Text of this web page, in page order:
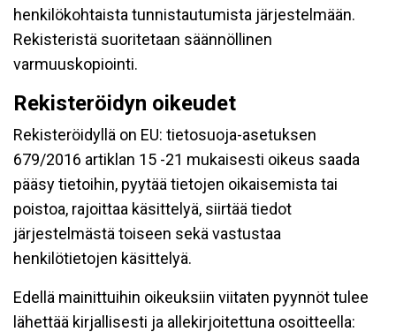
henkilökohtaista tunnistautumista järjestelmään.
Rekisteristä suoritetaan säännöllinen
varmuuskopiointi.
Rekisteröidyn oikeudet
Rekisteröidyllä on EU: tietosuoja-asetuksen
679/2016 artiklan 15 -21 mukaisesti oikeus saada
pääsy tietoihin, pyytää tietojen oikaisemista tai
poistoa, rajoittaa käsittelyä, siirtää tiedot
järjestelmästä toiseen sekä vastustaa
henkilötietojen käsittelyä.
Edellä mainittuihin oikeuksiin viitaten pyynnöt tulee
lähettää kirjallisesti ja allekirjoitettuna osoitteella: